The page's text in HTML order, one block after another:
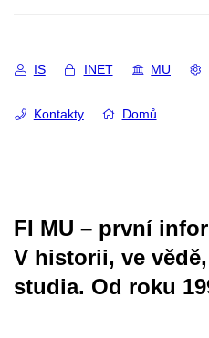
IS INET MU
Kontakty Domů
FI MU – první
V historii, ve
studia. Od roku